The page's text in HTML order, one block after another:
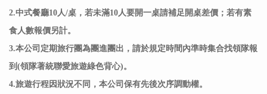
2.中式餐廳10人/桌，若未滿10人要開一桌請補足開桌差價；若有素
食人數報價另計。
3.本公司定期旅行團為團進團出，請於規定時間內準時集合找領隊報
到(領隊著統聯愛旅遊綠色背心)。
4.旅遊行程因狀況不同，本公司保有先後次序調動權。